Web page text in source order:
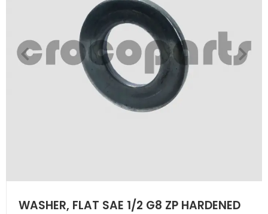
WASHER, FLAT SAE 1/2 G8 ZP HARDENED